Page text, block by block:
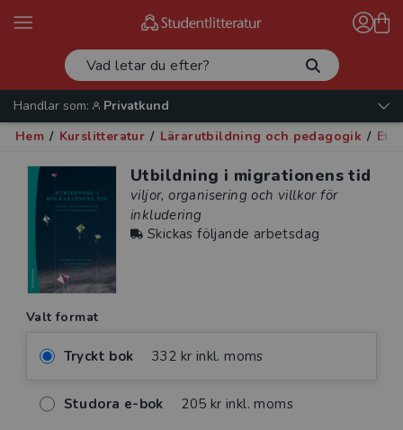
Handlar som:
Privatkund
Hem / Kurslitteratur / Lärarutbildning och pedagogik /
Utbildning i migrationens tid
viljor, organisering och villkor för
inkludering
Skickas följande arbetsdag
Valt format
Tryckt bok 332 kr inkl. moms
Studora e-bok 205 kr inkl. moms